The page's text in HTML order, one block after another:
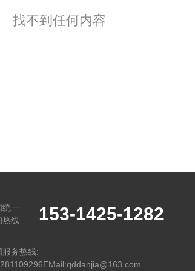
找不到任何内容
统一
热线
153-1425-1282
服务热线: